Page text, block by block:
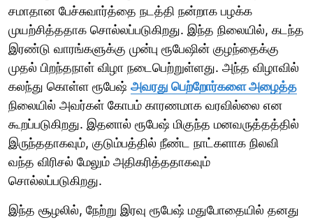
சமாதான பேச்சுவார்த்தை நடத்தி நன்றாக பழக்க
முயற்சித்ததாக சொல்லப்படுகிறது. இந்த நிலையில், கடந்த
இரண்டு வாரங்களுக்கு முன்பு ரூபேஷின் குழந்தைக்கு
முதல் பிறந்தநாள் விழா நடைபெற்றுள்ளது. அந்த விழாவில்
கலந்து கொள்ள ரூபேஷ் அவரது பெற்றோர்களை அழைத்த
நிலையில் அவர்கள் கோபம் காரணமாக வரவில்லை என
கூறப்படுகிறது. இதனால் ரூபேஷ் மிகுந்த மனவருத்தத்தில்
இருந்ததாகவும், குடும்பத்தில் நீண்ட நாட்களாக நிலவி
வந்த விரிசல் மேலும் அதிகரித்ததாகவும்
சொல்லப்படுகிறது.
இந்த சூழலில், நேற்று இரவு ரூபேஷ் மதுபோதையில் தனது